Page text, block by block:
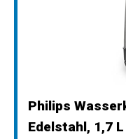
Philips
Edelstahl, 1,7 L